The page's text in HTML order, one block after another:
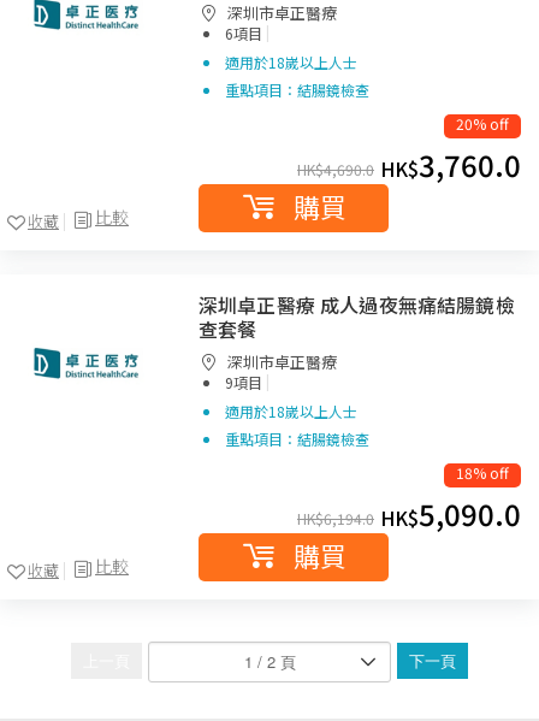
比較
收藏
深圳市卓正醫療
6項目 |
適用於18嵗以上人士
重點項目：結腸鏡檢查
20% off
HK$4,690.0 HK$3,760.0
購買
比較
收藏
深圳卓正醫療 成人過夜無痛結腸鏡檢
查套餐
深圳市卓正醫療
9項目 |
適用於18嵗以上人士
重點項目：結腸鏡檢查
18% off
HK$6,194.0 HK$5,090.0
購買
下一頁